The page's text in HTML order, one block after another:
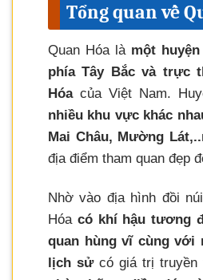
Tổng quan về
Quan Hóa là một
phía Tây Bắc và trực
Hóacủa Việt Nam.
nhiều khu vực khác
Mai Châu, Mường Lát,..
địa điểm tham quan đẹp
Nhờ vào địa hình đồi
Hóa có khí hậu tương
quan hùng vĩ cùng với
lịch sửcó giá trị truyền